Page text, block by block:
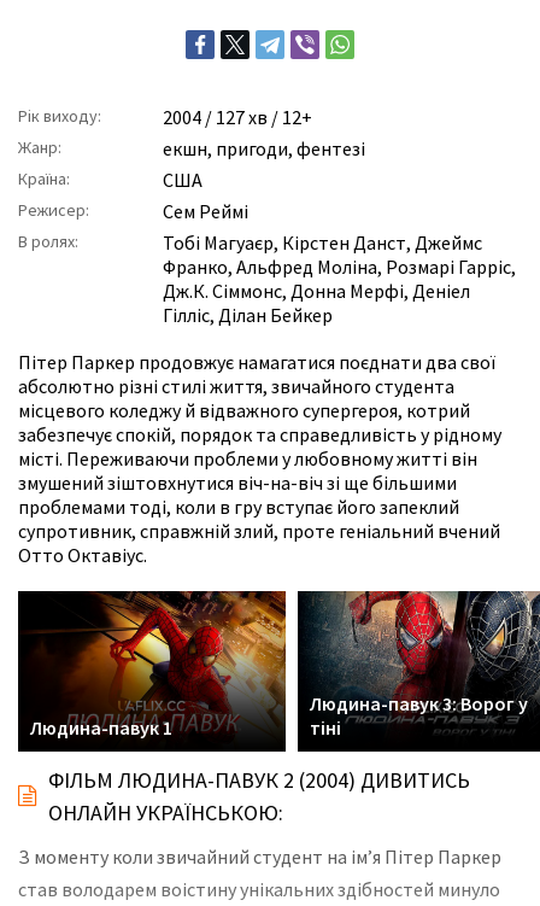
Рік виходу: 2004 / 127 хв / 12+
Жанр: екшн, пригоди, фентезі
Країна: США
Режисер: Сем Реймі
В ролях: Тобі Магуаєр, Кірстен Данст, Джеймс
Франко, Альфред Моліна, Розмарі Гарріс,
Дж.К. Сіммонс, Донна Мерфі, Деніел
Гілліс, Ділан Бейкер
Пітер Паркер продовжує намагатися поєднати два свої
абсолютно різні стилі життя, звичайного студента
місцевого коледжу й відважного супергероя, котрий
забезпечує спокій, порядок та справедливість у рідному
місті. Переживаючи проблеми у любовному житті він
змушений зіштовхнутися віч-на-віч зі ще більшими
проблемами тоді, коли в гру вступає його запеклий
супротивник, справжній злий, проте геніальний вчений
Отто Октавіус.
Людина-павук 1
Людина-павук 3: Ворог у
тіні
ФІЛЬМ ЛЮДИНА-ПАВУК 2 (2004) ДИВИТИСЬ
ОНЛАЙН УКРАЇНСЬКОЮ:
З моменту коли звичайний студент на ім’я Пітер Паркер
став володарем воістину унікальних здібностей минуло